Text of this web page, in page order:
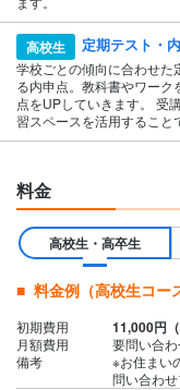
高校生 定期テスト・
学校ごとの傾向に合わせた
る内申点。教科書やワーク
点をUPしていきます。 受
習スペースを活用すること
料金
高校生・高卒生
料金例（高校生コー
初期費用 11,000円（
月額費用
要問い合
備考
※お住まい
問い合わ